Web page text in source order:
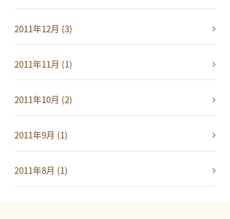
2011年12月 (3)
2011年11月 (1)
2011年10月 (2)
2011年9月 (1)
2011年8月 (1)